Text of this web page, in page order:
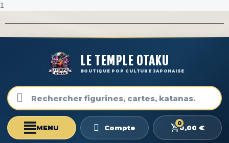
1
LE TEMPLE OTAKU
BOUTIQUE POP CULTURE JAPONAISE
Compte
0
0,00 €